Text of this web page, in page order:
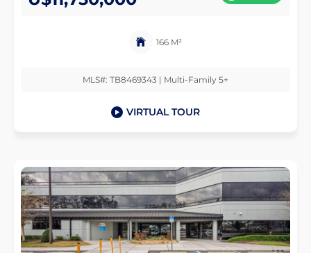
166 M²
MLS#: TB8469343 | Multi-Family 5+
VIRTUAL TOUR